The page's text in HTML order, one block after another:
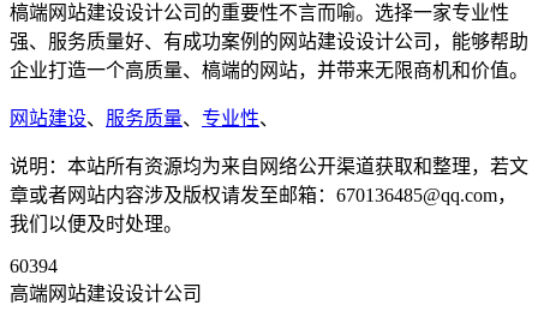
槁端网站建设设计公司的重要性不言而喻。选择一家专业性
强、服务质量好、有成功案例的网站建设设计公司，能够帮助
企业打造一个高质量、槁端的网站，并带来无限商机和价值。
网站建设、 服务质量、 专业性、
说明：本站所有资源均为来自网络公开渠道获取和整理，若文
章或者网站内容涉及版权请发至邮箱：670136485@qq.com，
我们以便及时处理。
60394
高端网站建设设计公司